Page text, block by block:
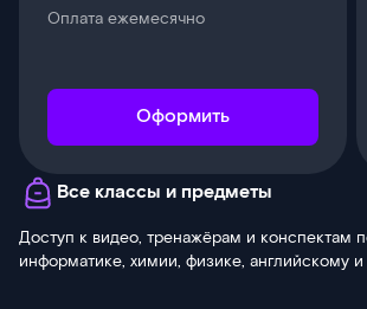
Все классы и предметы
Доступ к видео, тренажёрам и конспектам
информатике, химии, физике, английскому
Оплата ежемесячно
Оформить